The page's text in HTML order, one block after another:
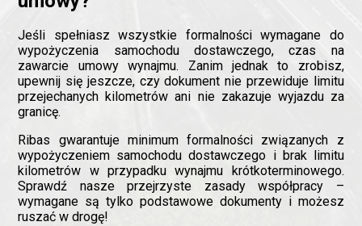
Jeśli spełniasz wszystkie formalności wymagane do
wypożyczenia samochodu dostawczego, czas na
zawarcie umowy wynajmu. Zanim jednak to zrobisz,
upewnij się jeszcze, czy dokument nie przewiduje limitu
przejechanych kilometrów ani nie zakazuje wyjazdu za
granicę.
Ribas gwarantuje minimum formalności związanych z
wypożyczeniem samochodu dostawczego i brak limitu
kilometrów w przypadku wynajmu krótkoterminowego.
Sprawdź nasze przejrzyste zasady współpracy –
wymagane są tylko podstawowe dokumenty i możesz
ruszać w drogę!